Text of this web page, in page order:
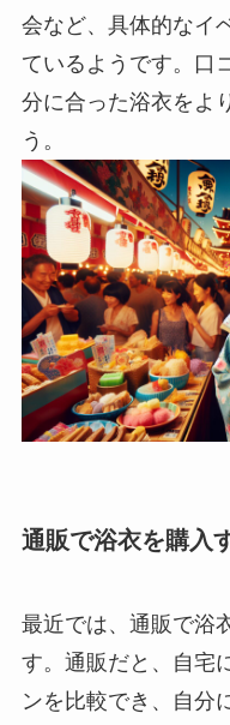
会など、具体的なイ
ているようです。口
分に合った浴衣をよ
う。
通販で浴衣を購入
最近では、通販で浴
す。通販だと、自宅
ンを比較でき、自分